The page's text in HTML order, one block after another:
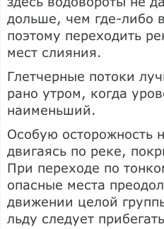
дольше, чем где-либо
поэтому переходить
мест слияния.
Глетчерные потоки
рано утром, когда
наименьший.
Особую осторожность
двигаясь по реке,
При переходе по
опасные места
движении целой
льду следует